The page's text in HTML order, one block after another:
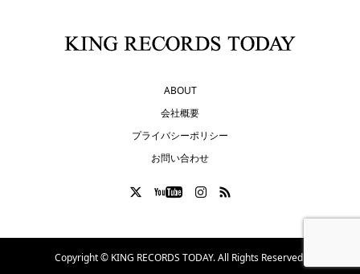
ABOUT
会社概要
プライバシーポリシー
お問い合わせ
Copyright © KING RECORDS TODAY. All Rights Reserved.